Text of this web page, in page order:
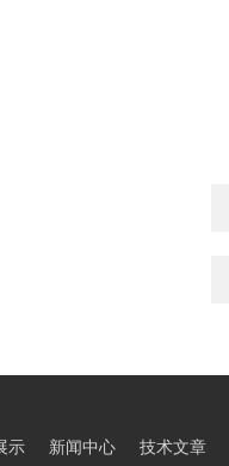
示 新闻中心 技术文章